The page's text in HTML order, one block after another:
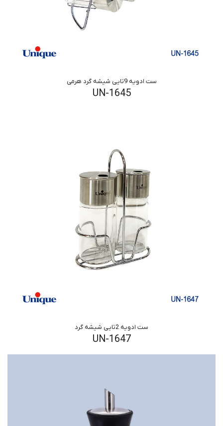
ست ادویه 9تایی شیشه گرد هرمی
UN-1645
ست ادویه 2تایی شیشه گرد
UN-1647